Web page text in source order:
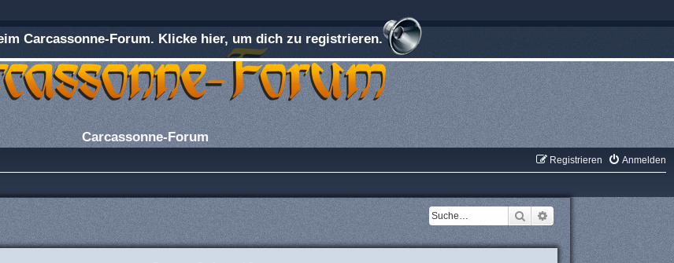
Carcassonne-Forum. Klicke hier, um dich zu registrieren.
Carcassonne-Forum
Anmelden
Registrieren
Suche
Erweiterte Suche